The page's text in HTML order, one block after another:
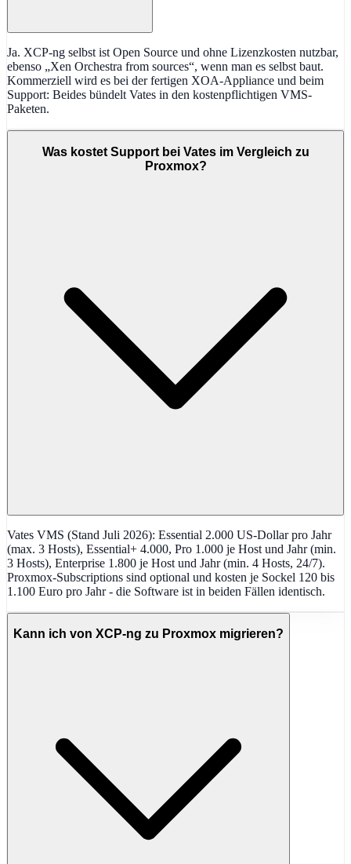
Ja. XCP-ng selbst ist Open Source und ohne Lizenzkosten nutzbar,
ebenso „Xen Orchestra from sources“, wenn man es selbst baut.
Kommerziell wird es bei der fertigen XOA-Appliance und beim
Support: Beides bündelt Vates in den kostenpflichtigen VMS-
Paketen.
Was kostet Support bei Vates im Vergleich zu
Proxmox?
Vates VMS (Stand Juli 2026): Essential 2.000 US-Dollar pro Jahr
(max. 3 Hosts), Essential+ 4.000, Pro 1.000 je Host und Jahr (min.
3 Hosts), Enterprise 1.800 je Host und Jahr (min. 4 Hosts, 24/7).
Proxmox-Subscriptions sind optional und kosten je Sockel 120 bis
1.100 Euro pro Jahr - die Software ist in beiden Fällen identisch.
Kann ich von XCP-ng zu Proxmox migrieren?